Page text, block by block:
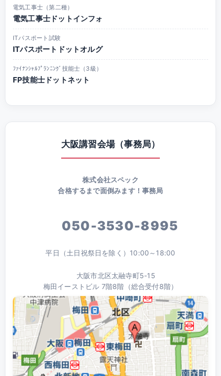
電気工事士（第二種）
電気工事士ドットインフォ
ITパスポート試験
ITパスポートドットオルグ
ﾌｧｲﾅﾝｼｬﾙﾌﾟﾗﾝﾆﾝｸﾞ技能士（3級）
FP技能士ドットネット
大阪講習会場（事務局）
株式会社スペック
合格するまで面倒みます！事務局
050-3530-8995
平日（土日祝祭日を除く）10:00～18:00
大阪市北区太融寺町5-15
梅田イーストビル 7階8階（総合受付8階）